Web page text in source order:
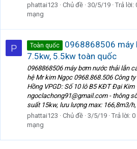
phattai123
Chủ đề 30/5/19 Trả lời:
mạng
P Toàn quốc
0968868506 máy
7.5kw, 5.5kw toàn quốc
0968868506 máy bơm nước thải lẫn
hệ Mr kim Ngọc 0968.868.506 Công
Hồng VPGD: Số 10 lô B5 KĐT Đại
ngoclachong91@gmail.com - thông
suất 15kw, lưu lượng max: 166,8m3/h,
phattai123
Chủ đề 3/5/19 Trả lời: 0
mạng